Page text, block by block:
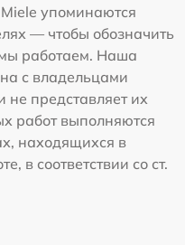
упоминаются
— чтобы обозначить
работаем. Наша
с владельцами
не представляет их
работ выполняются
находящихся в
в соответствии со ст.